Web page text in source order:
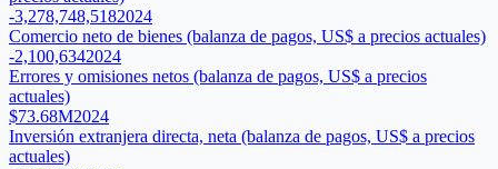
-3,278,748,5182024
Comercio neto de bienes (balanza de pagos, US$ a precios actuales)
-2,100,6342024
Errores y omisiones netos (balanza de pagos, US$ a precios
actuales)
$73.68M2024
Inversión extranjera directa, neta (balanza de pagos, US$ a precios
actuales)